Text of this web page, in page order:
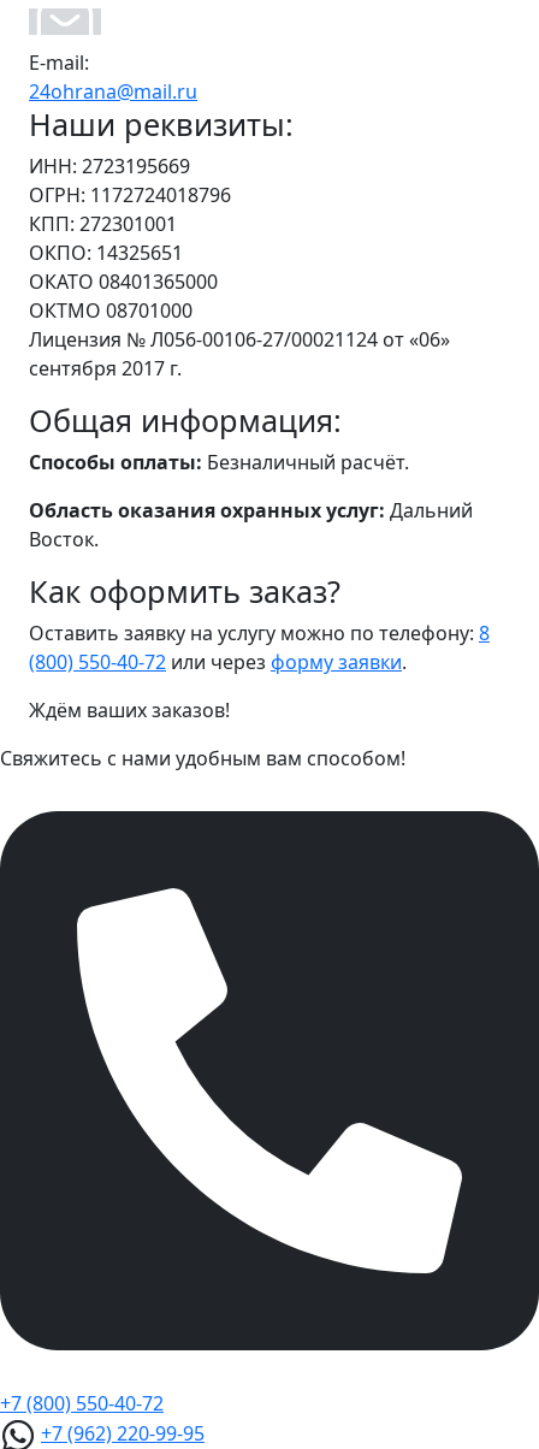
E-mail:
24ohrana@mail.ru
Наши реквизиты:
ИНН: 2723195669
ОГРН: 1172724018796
КПП: 272301001
ОКПО: 14325651
ОКАТО 08401365000
ОКТМО 08701000
Лицензия № Л056-00106-27/00021124 от «06»
сентября 2017 г.
Общая информация:
Способы оплаты: Безналичный расчёт.
Область оказания охранных услуг: Дальний
Восток.
Как оформить заказ?
Оставить заявку на услугу можно по телефону: 8
(800) 550-40-72 или через форму заявки.
Ждём ваших заказов!
Свяжитесь с нами удобным вам способом!
+7 (800) 550-40-72
+7 (962) 220-99-95